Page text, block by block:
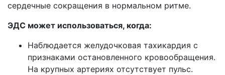
сердечные сокращения в нормальном ритме.
ЭДС может использоваться, когда:
Наблюдается желудочковая тахикардия с
признаками остановленного кровообращения.
На крупных артериях отсутствует пульс.